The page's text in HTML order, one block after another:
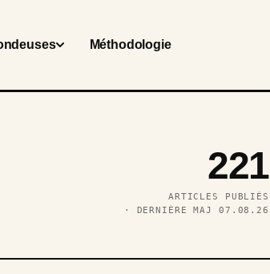
Méthodologie
221
ARTICLES PUBLIÉS
· DERNIÈRE MAJ 07.08.26